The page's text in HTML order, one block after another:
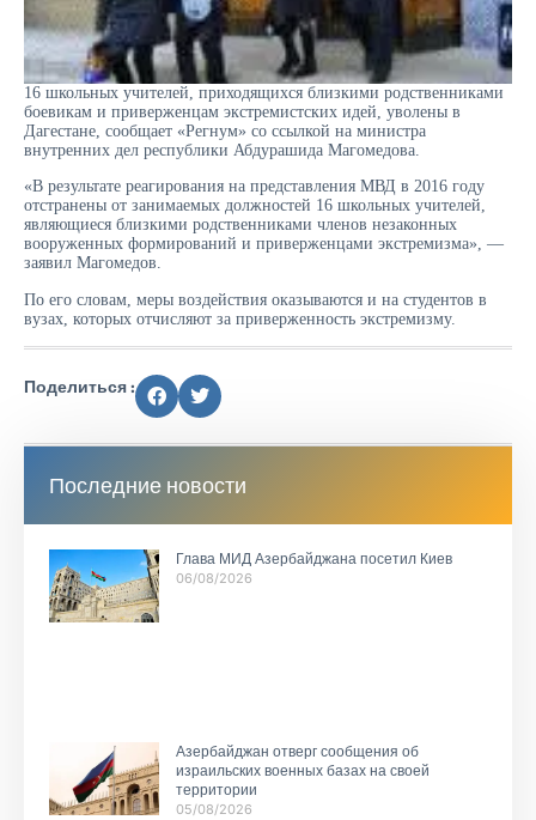
16 школьных учителей, приходящихся близкими родственниками
боевикам и приверженцам экстремистских идей, уволены в
Дагестане, сообщает «Регнум» со ссылкой на министра
внутренних дел республики Абдурашида Магомедова.
«В результате реагирования на представления МВД в 2016 году
отстранены от занимаемых должностей 16 школьных учителей,
являющиеся близкими родственниками членов незаконных
вооруженных формирований и приверженцами экстремизма», —
заявил Магомедов.
По его словам, меры воздействия оказываются и на студентов в
вузах, которых отчисляют за приверженность экстремизму.
Поделиться :
Последние новости
Глава МИД Азербайджана посетил Киев
06/08/2026
Азербайджан отверг сообщения об
израильских военных базах на своей
территории
05/08/2026